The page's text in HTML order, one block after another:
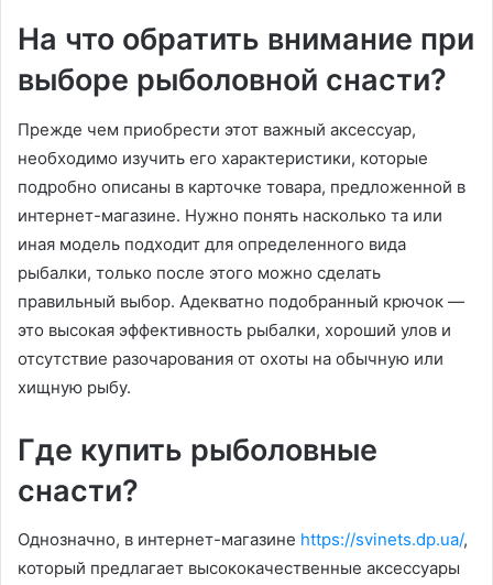
На что обратить внимание при
выборе рыболовной снасти?
Прежде чем приобрести этот важный аксессуар,
необходимо изучить его характеристики, которые
подробно описаны в карточке товара, предложенной в
интернет-магазине. Нужно понять насколько та или
иная модель подходит для определенного вида
рыбалки, только после этого можно сделать
правильный выбор. Адекватно подобранный крючок —
это высокая эффективность рыбалки, хороший улов и
отсутствие разочарования от охоты на обычную или
хищную рыбу.
Где купить рыболовные
снасти?
Однозначно, в интернет-магазине https://svinets.dp.ua/,
который предлагает высококачественные аксессуары